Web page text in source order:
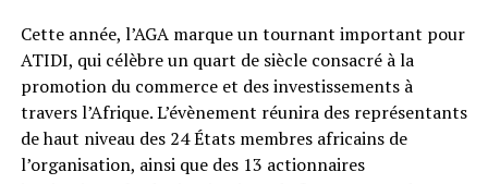
Cette année, l’AGA marque un tournant important pour
ATIDI, qui célèbre un quart de siècle consacré à la
promotion du commerce et des investissements à
travers l’Afrique. L’évènement réunira des représentants
de haut niveau des 24 États membres africains de
l’organisation, ainsi que des 13 actionnaires